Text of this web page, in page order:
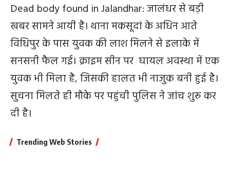
Dead body found in Jalandhar: जालंधर से बड़ी
खबर सामने आयी है। थाना मकसूदां के अधिन आते
विधिपुर के पास युवक की लाश मिलने से इलाके में
सनसनी फैल गई। क्राइम सीन पर घायल अवस्था में एक
युवक भी मिला है, जिसकी हालत भी नाजुक बनी हुई है।
सुचना मिलते ही मौके पर पहुंची पुलिस ने जांच शुरू कर
दी है।
Trending Web Stories